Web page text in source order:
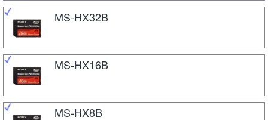
MS-HX32B
MS-HX16B
MS-HX8B